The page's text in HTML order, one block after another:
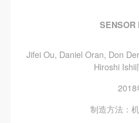
SENSOR
Jifei Ou, Daniel Oran, Don
Hiroshi
2018
制造方法：机